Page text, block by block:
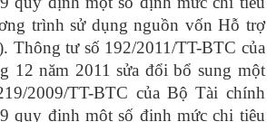
trình sử dụng nguồn vốn Hỗ trợ
Thông tư số 192/2011/TT-BTC của
12 năm 2011 sửa đổi bổ sung một
2009/TT-BTC của Bộ Tài chính
quy định một số định mức chi tiêu